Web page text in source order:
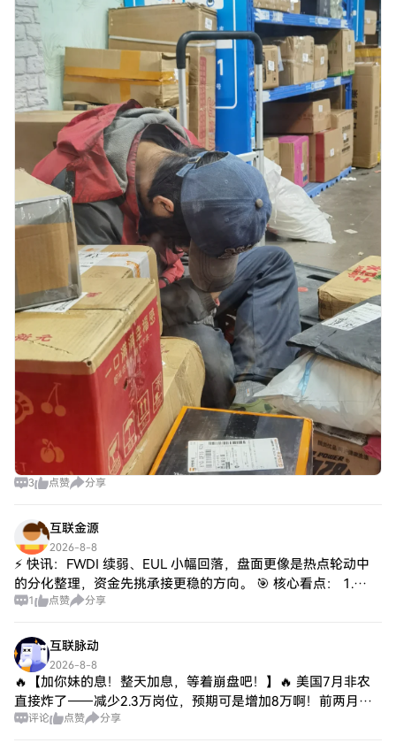
实阿杰的经历，比很多所谓的“逆
3 点赞 分享
互联金源
2026-8-8
⚡ 快讯：FWDI 续弱、EUL 小幅回落，盘面更像是热点轮动中
的分化整理，资金先挑承接更稳的方向。 🎯 核心看点： 1.
FWDI 现报 $4.173，24h -2.57%，开盘 $4.283、最高
1 点赞 分享
互联脉动
2026-8-8
🔥【加你妹的息！整天加息，等着崩盘吧！】🔥 美国7月非农
直接炸了——减少2.3万岗位，预期可是增加8万啊！前两月还
下修了10.3万，这就业数据不是“疲软”，是“躺平”了吧？💀 美
评论 点赞 分享